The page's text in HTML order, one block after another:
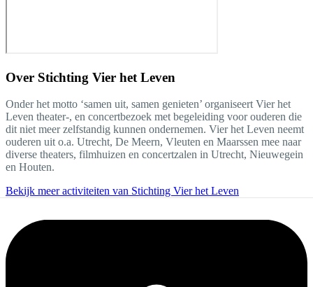
Over Stichting Vier het Leven
Onder het motto ‘samen uit, samen genieten’ organiseert Vier het
Leven theater-, en concertbezoek met begeleiding voor ouderen die
dit niet meer zelfstandig kunnen ondernemen. Vier het Leven neemt
ouderen uit o.a. Utrecht, De Meern, Vleuten en Maarssen mee naar
diverse theaters, filmhuizen en concertzalen in Utrecht, Nieuwegein
en Houten.
Bekijk meer activiteiten van Stichting Vier het Leven